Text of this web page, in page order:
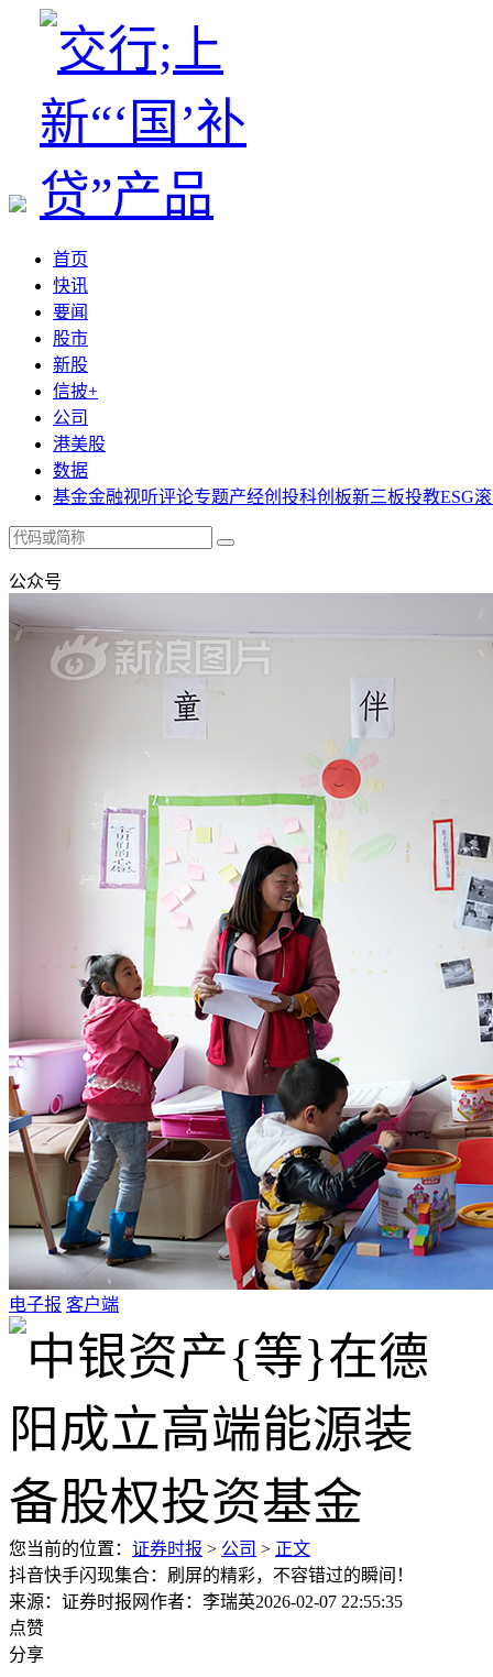
首页
快讯
要闻
股市
新股
信披+
公司
港美股
数据
基金金融视听评论专题产经创投科创板新三板投教ESG
公众号
电子报 客户端
您当前的位置： 证券时报 > 公司 > 正文
抖音快手闪现集合：刷屏的精彩，不容错过的瞬间！
来源：证券时报网作者：李瑞英2026-02-07 22:55:35
点赞
分享